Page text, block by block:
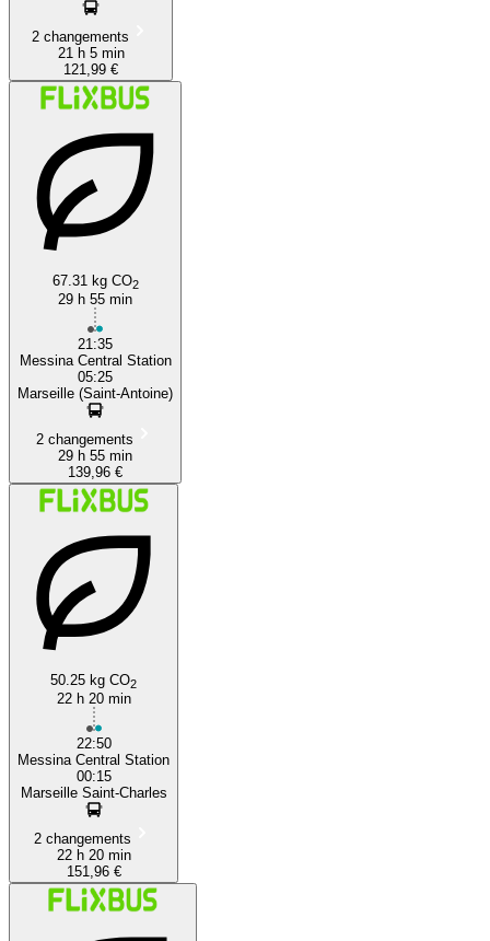
2 changements
21 h 5 min
121,99 €
67.31 kg CO2
29 h 55 min
21:35
Messina Central Station
05:25
Marseille (Saint-Antoine)
2 changements
29 h 55 min
139,96 €
50.25 kg CO2
22 h 20 min
22:50
Messina Central Station
00:15
Marseille Saint-Charles
2 changements
22 h 20 min
151,96 €